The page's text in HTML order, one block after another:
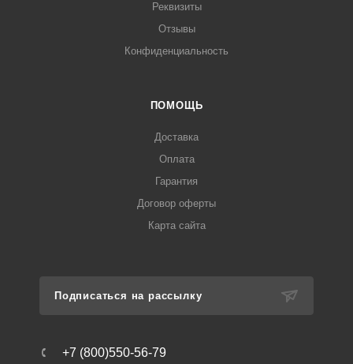
Реквизиты
Отзывы
Конфиденциальность
ПОМОЩЬ
Доставка
Оплата
Гарантия
Договор оферты
Карта сайта
Подписаться на рассылку
+7 (800)550-56-79